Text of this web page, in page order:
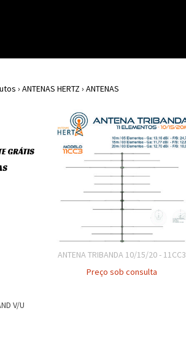
› ANTENAS HERTZ › ANTENAS
GRÁTIS
V/U
ANTENA TRIBANDA 10/15/20 - 11CC3
Preço sob consulta